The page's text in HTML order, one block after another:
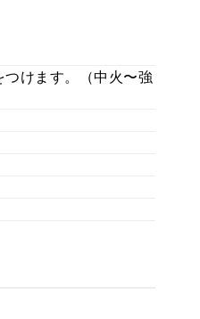
けます。（中火〜強